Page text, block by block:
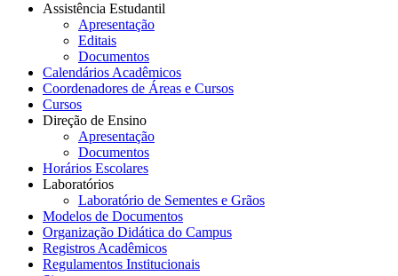
Assistência Estudantil
Apresentação
Editais
Documentos
Calendários Acadêmicos
Coordenadores de Áreas e Cursos
Cursos
Direção de Ensino
Apresentação
Documentos
Horários Escolares
Laboratórios
Laboratório de Sementes e Grãos
Modelos de Documentos
Organização Didática do Campus
Registros Acadêmicos
Regulamentos Institucionais